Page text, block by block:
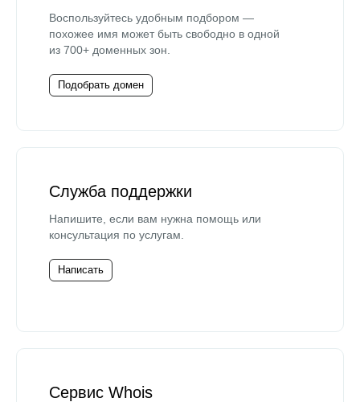
Воспользуйтесь удобным подбором —
похожее имя может быть свободно в одной
из 700+ доменных зон.
Подобрать домен
Служба поддержки
Напишите, если вам нужна помощь или
консультация по услугам.
Написать
Сервис Whois